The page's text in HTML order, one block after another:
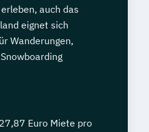
auch das
eignet sich
Wanderungen,
Euro Miete pro